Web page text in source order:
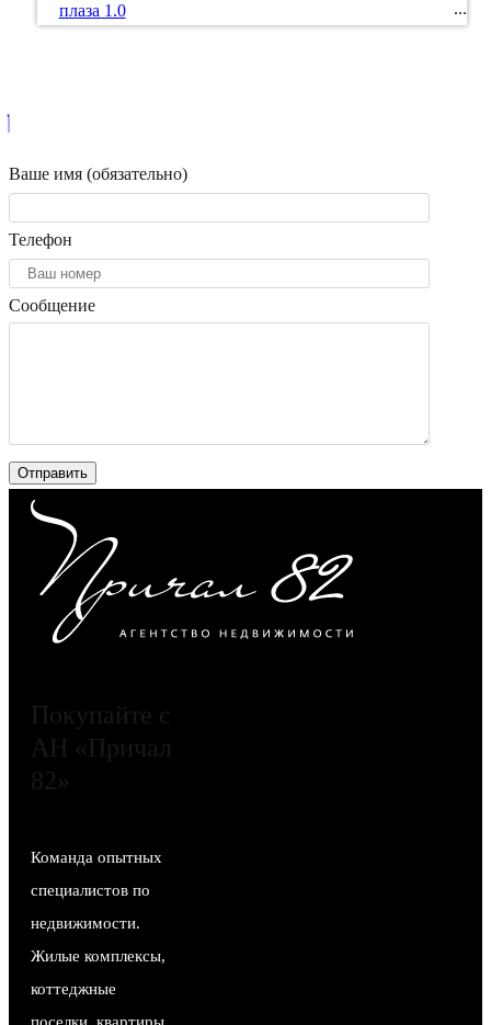
плаза 1.0
Ваше имя (обязательно)
Телефон
Сообщение
Покупайте с
АН «Причал
82»
Команда опытных
специалистов по
недвижимости.
Жилые комплексы,
коттеджные